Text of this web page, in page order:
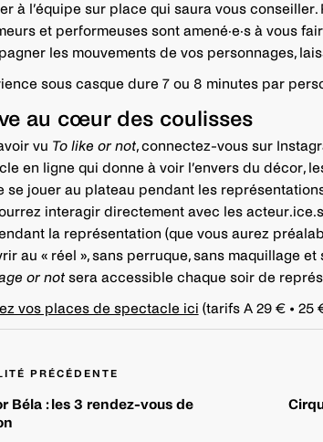
à l’équipe sur place qui saura vous conseiller.
et performeuses sont amené·e·s à vous
les mouvements de vos personnages,
sous casque dure 7 ou 8 minutes par
au cœur des coulisses
vu To like or not, connectez-vous sur
en ligne qui donne à voir l’envers du décor,
se jouer au plateau pendant les
interagir directement avec les
la représentation (que vous aurez
au « réel », sans perruque, sans maquillage et
or not sera accessible chaque soir de
vos places de spectacle ici (tarifs A 29 € • 25
PRÉCÉDENTE
Béla : les 3 rendez-vous de